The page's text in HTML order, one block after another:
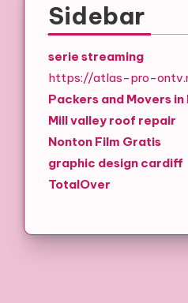
Sidebar
serie streaming
https://atlas-pro-
Packers and Movers
Mill valley roof repair
Nonton Film Gratis
graphic design cardiff
TotalOver